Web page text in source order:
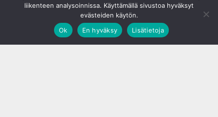
liikenteen analysoinnissa. Käyttämällä sivustoa hyväksyt
evästeiden käytön.
Ok
En hyväksy Lisätietoja